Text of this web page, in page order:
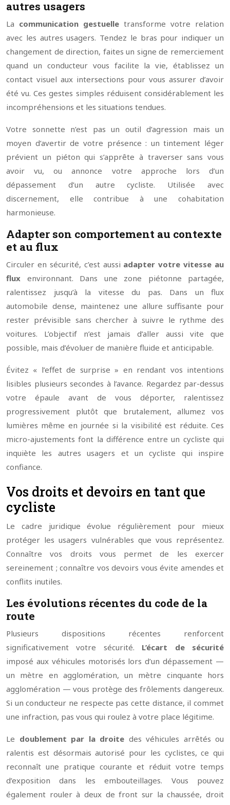
autres usagers
La communication gestuelle transforme votre relation
avec les autres usagers. Tendez le bras pour indiquer un
changement de direction, faites un signe de remerciement
quand un conducteur vous facilite la vie, établissez un
contact visuel aux intersections pour vous assurer d’avoir
été vu. Ces gestes simples réduisent considérablement les
incompréhensions et les situations tendues.
Votre sonnette n’est pas un outil d’agression mais un
moyen d’avertir de votre présence : un tintement léger
prévient un piéton qui s’apprête à traverser sans vous
avoir vu, ou annonce votre approche lors d’un
dépassement d’un autre cycliste. Utilisée avec
discernement, elle contribue à une cohabitation
harmonieuse.
Adapter son comportement au contexte
et au flux
Circuler en sécurité, c’est aussi adapter votre vitesse au
flux environnant. Dans une zone piétonne partagée,
ralentissez jusqu’à la vitesse du pas. Dans un flux
automobile dense, maintenez une allure suffisante pour
rester prévisible sans chercher à suivre le rythme des
voitures. L’objectif n’est jamais d’aller aussi vite que
possible, mais d’évoluer de manière fluide et anticipable.
Évitez « l’effet de surprise » en rendant vos intentions
lisibles plusieurs secondes à l’avance. Regardez par-dessus
votre épaule avant de vous déporter, ralentissez
progressivement plutôt que brutalement, allumez vos
lumières même en journée si la visibilité est réduite. Ces
micro-ajustements font la différence entre un cycliste qui
inquiète les autres usagers et un cycliste qui inspire
confiance.
Vos droits et devoirs en tant que
cycliste
Le cadre juridique évolue régulièrement pour mieux
protéger les usagers vulnérables que vous représentez.
Connaître vos droits vous permet de les exercer
sereinement ; connaître vos devoirs vous évite amendes et
conflits inutiles.
Les évolutions récentes du code de la
route
Plusieurs dispositions récentes renforcent
significativement votre sécurité. L’écart de sécurité
imposé aux véhicules motorisés lors d’un dépassement —
un mètre en agglomération, un mètre cinquante hors
agglomération — vous protège des frôlements dangereux.
Si un conducteur ne respecte pas cette distance, il commet
une infraction, pas vous qui roulez à votre place légitime.
Le doublement par la droite des véhicules arrêtés ou
ralentis est désormais autorisé pour les cyclistes, ce qui
reconnaît une pratique courante et réduit votre temps
d’exposition dans les embouteillages. Vous pouvez
également rouler à deux de front sur la chaussée, droit